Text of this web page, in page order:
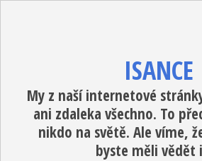
ISANCE
My z naší internetové
ani zdaleka všechno. To
nikdo na světě. Ale víme,
byste měli vědět